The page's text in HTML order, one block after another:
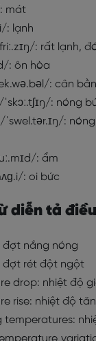
mát
: lạnh
: rất lạnh,
: ôn hòa
: cân
: nóng
ˈswel.tər.ɪŋ/:
: ẩm
: oi bức
diễn tả
đợt nắng nóng
đợt rét đột ngột
drop: nhiệt độ
rise: nhiệt độ
temperatures: